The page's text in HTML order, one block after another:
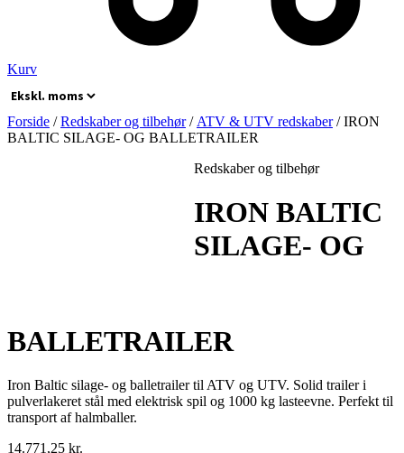
Kurv
Forside /Redskaber og tilbehør/ ATV & UTV redskaber/ IRON
BALTIC SILAGE- OG BALLETRAILER
Redskaber og tilbehør
IRON BALTIC
SILAGE- OG
BALLETRAILER
Iron Baltic silage- og balletrailer til ATV og UTV. Solid trailer i
pulverlakeret stål med elektrisk spil og 1000 kg lasteevne. Perfekt til
transport af halmballer.
14.771,25 kr.